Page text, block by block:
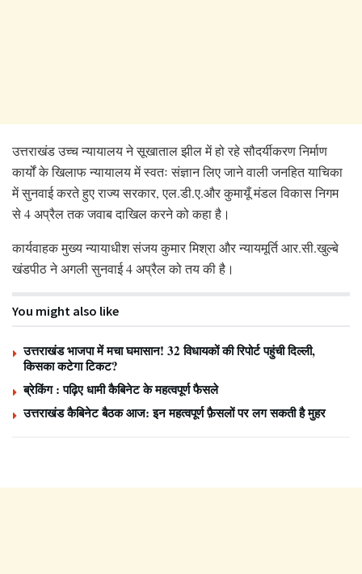
उत्तराखंड उच्च न्यायालय ने सूखाताल झील में हो रहे सौदर्यीकरण निर्माण
कार्यों के खिलाफ न्यायालय में स्वतः संज्ञान लिए जाने वाली जनहित याचिका
में सुनवाई करते हुए राज्य सरकार, एल.डी.ए.और कुमायूँ मंडल विकास निगम
से 4 अप्रैल तक जवाब दाखिल करने को कहा है।
कार्यवाहक मुख्य न्यायाधीश संजय कुमार मिश्रा और न्यायमूर्ति आर.सी.खुल्बे
खंडपीठ ने अगली सुनवाई 4 अप्रैल को तय की है।
You might also like
उत्तराखंड भाजपा में मचा घमासान! 32 विधायकों की रिपोर्ट पहुंची दिल्ली,
किसका कटेगा टिकट?
ब्रेकिंग : पढ़िए धामी कैबिनेट के महत्वपूर्ण फैसले
उत्तराखंड कैबिनेट बैठक आज: इन महत्वपूर्ण फ़ैसलों पर लग सकती है मुहर